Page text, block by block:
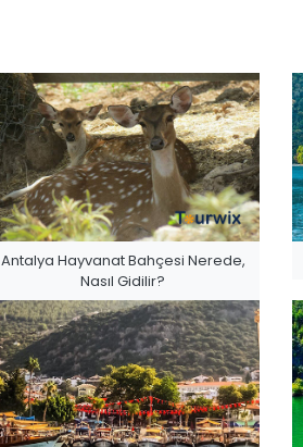
Antalya Hayvanat Bahçesi Nerede,
Nasıl Gidilir?